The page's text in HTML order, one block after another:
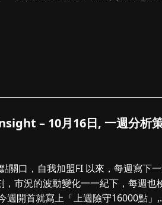
– 10月16日, 一週分析
關口，自我加盟FI 以來，每週寫下
，市況的波動變化一一紀下，每週也